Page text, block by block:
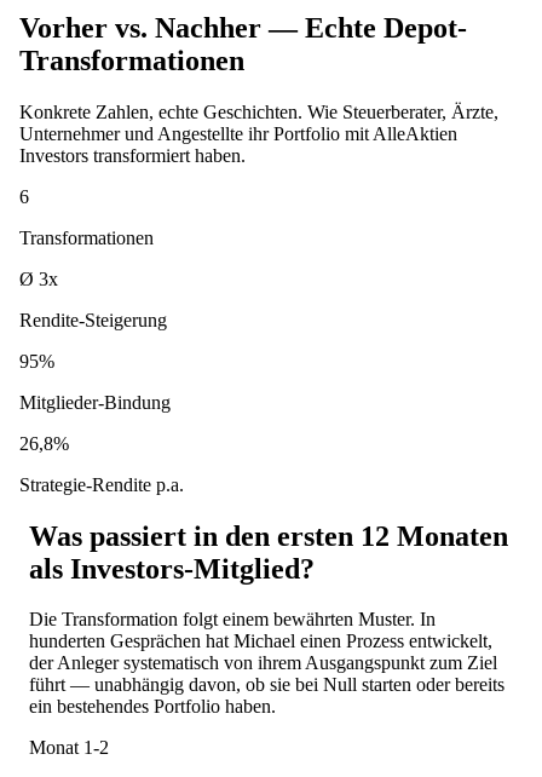
Vorher vs. Nachher — Echte Depot-
Transformationen
Konkrete Zahlen, echte Geschichten. Wie Steuerberater, Ärzte,
Unternehmer und Angestellte ihr Portfolio mit AlleAktien
Investors transformiert haben.
6
Transformationen
Ø 3x
Rendite-Steigerung
95%
Mitglieder-Bindung
26,8%
Strategie-Rendite p.a.
Was passiert in den ersten 12 Monaten
als Investors-Mitglied?
Die Transformation folgt einem bewährten Muster. In
hunderten Gesprächen hat Michael einen Prozess entwickelt,
der Anleger systematisch von ihrem Ausgangspunkt zum Ziel
führt — unabhängig davon, ob sie bei Null starten oder bereits
ein bestehendes Portfolio haben.
Monat 1-2